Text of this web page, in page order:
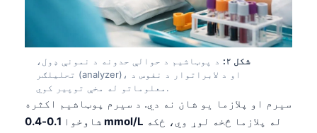
شکل ۲:
د پوټاشیم د حوالې حدونه د نمونې ډول،
تحلیلګر (analyzer)، او د لابراتوار د نفوس د
معلوماتو له مخې توپیر کوي.
سیرم او پلازما یو شان نه دي. د سیرم پوټاشیم اکثره
شاوخوا 0.1-0.4 mmol/L